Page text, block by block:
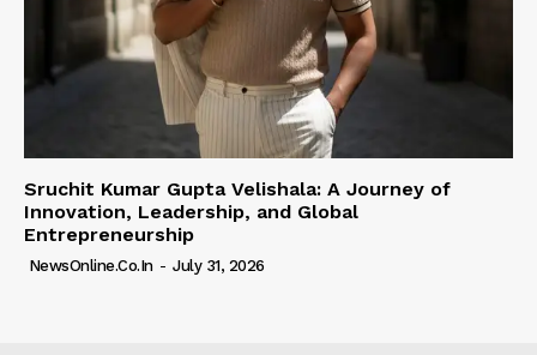
Sruchit Kumar Gupta Velishala: A Journey of
Innovation, Leadership, and Global
Entrepreneurship
NewsOnline.co.in - July 31, 2026